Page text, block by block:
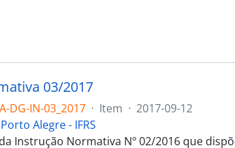
03/2017
DG-IN-03_2017 · Item · 2017-09-12
Alegre - IFRS
Instrução Normativa Nº 02/2016 que